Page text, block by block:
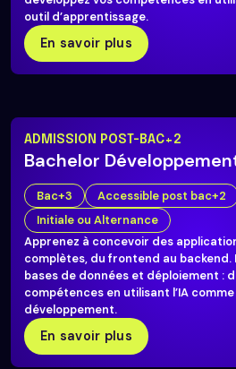
outil d’apprentissage.
En savoir plus
ADMISSION POST-BAC+2
Bachelor
Bac+3
Accessible post bac+2
Initiale ou Alternance
Apprenez à concevoir des
complètes, du frontend au backend.
bases de données et déploiement :
compétences en utilisant l’IA
développement.
En savoir plus